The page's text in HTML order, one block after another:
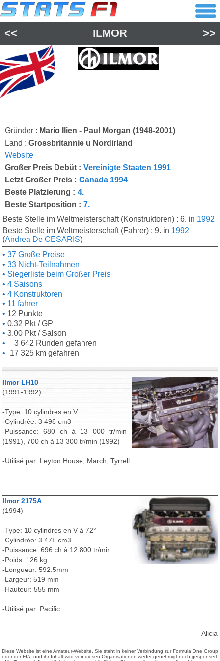
<< ILMOR >>
Gründer : Mario Ilien - Paul Morgan (1948-2001)
Land : Grossbritannie u Nordirland
Website
Großer Preis Debüt : Vereinigte Staaten 1991
Letzt Großer Preis : Canada 1994
Beste Platzierung : 4.
Beste Startposition : 7.
Beste Stelle im Weltmeisterschaft (Konstruktoren) : 6. in 1992
Beste Stelle im Weltmeisterschaft (Fahrer) : 9. in 1992
(Andrea De CESARIS)
37 Große Preise
33 Nicht-Teilnahmen
Siegerliste beim Großer Preis
4 Saisons
4 Konstruktoren
11 fahrer
12 Punkte
0.32 Pkt / GP
3.00 Pkt / Saison
3 642 Runden gefahren
17 325 km gefahren
Ilmor LH10
(1991-1992)
-Type: 10 cylindres en V
-Cylindrée: 3 498 cm3
-Puissance: 680 ch à 13 000 tr/min
(1991), 700 ch à 13 300 tr/min (1992)
-Utilisé par: Leyton House, March, Tyrrell
Ilmor 2175A
(1994)
-Type: 10 cylindres en V à 72°
-Cylindrée: 3 478 cm3
-Puissance: 696 ch à 12 800 tr/min
-Poids: 126 kg
-Longueur: 592.5mm
-Largeur: 519 mm
-Hauteur: 555 mm
-Utilisé par: Pacific
Alicia
Diese Website ist eine Amateur-Website. Sie steht in keiner Verbindung zur Formula One Group
oder der FIA, und ihr Inhalt wird von diesen Organisationen weder genehmigt noch gesponsert.